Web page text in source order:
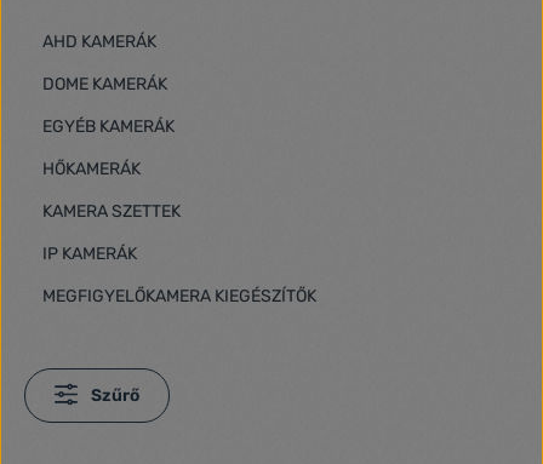
AHD KAMERÁK
DOME KAMERÁK
EGYÉB KAMERÁK
HŐKAMERÁK
KAMERA SZETTEK
IP KAMERÁK
MEGFIGYELŐKAMERA KIEGÉSZÍTŐK
Szűrő